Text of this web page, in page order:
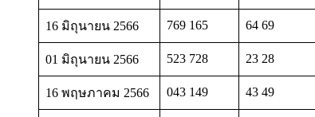
16 มิถุนายน 2566 769 165 64 69
01 มิถุนายน 2566 523 728 23 28
16 พฤษภาคม 2566 043 149 43 49